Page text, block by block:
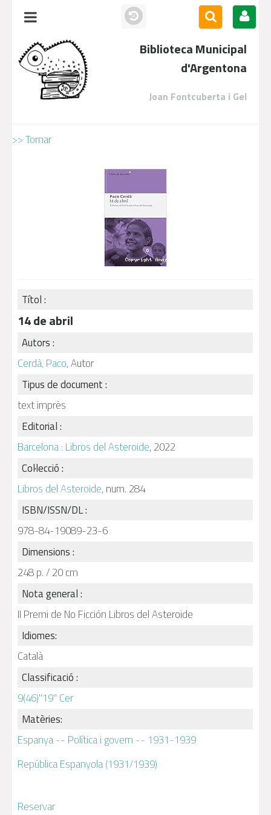
Biblioteca Municipal
d'Argentona
Joan Fontcuberta i Gel
>> Tornar
Títol :
14 de abril
Autors :
Cerdà, Paco, Autor
Tipus de document :
text imprès
Editorial :
Barcelona : Libros del Asteroide, 2022
Col·lecció :
Libros del Asteroide, num. 284
ISBN/ISSN/DL :
978-84-19089-23-6
Dimensions :
248 p. / 20 cm
Nota general :
II Premi de No Ficción Libros del Asteroide
Idiomes:
Català
Classificació :
9(46)"19" Cer
Matèries:
Espanya -- Política i govern -- 1931-1939
República Espanyola (1931/1939)
Reservar